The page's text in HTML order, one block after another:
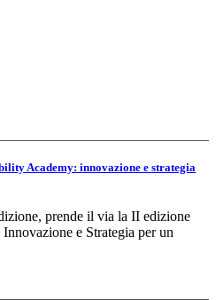
Academy: innovazione e strategia
prende il via la II edizione
e Strategia per un